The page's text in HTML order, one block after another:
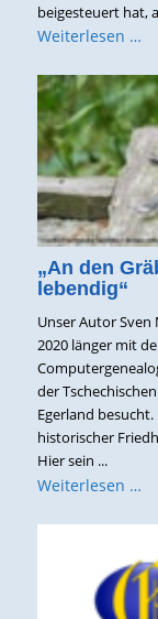
beigesteuert hat,
Weiterlesen …
„An den
lebendig“
Unser Autor Sven
2020 länger mit
der
Egerland
historischer
Hier sein ...
Weiterlesen …